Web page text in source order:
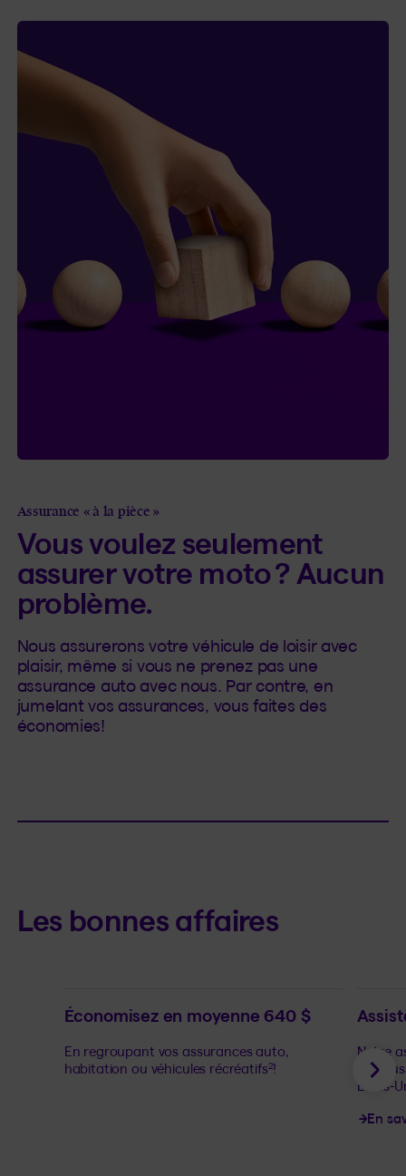
Assurance « à la pièce »
Vous voulez seulement
assurer votre moto ? Aucun
problème.
Nous assurerons votre véhicule de loisir avec
plaisir, même si vous ne prenez pas une
assurance auto avec nous. Par contre, en
jumelant vos assurances, vous faites des
économies!
Les bonnes affaires
Économisez en moyenne 640 $
En regroupant vos assurances auto,
habitation ou véhicules récréatifs2!
Notre
États-
En